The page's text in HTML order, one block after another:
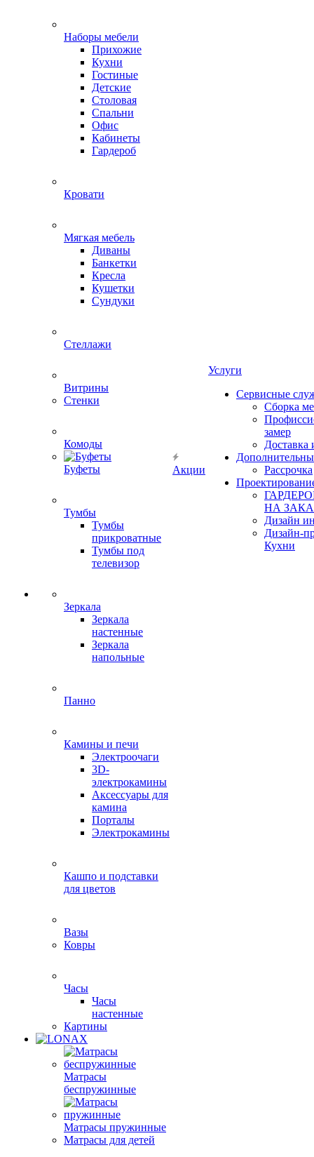
Наборы мебели
Прихожие
Кухни
Гостиные
Детские
Столовая
Спальни
Офис
Кабинеты
Гардероб
Кровати
Мягкая мебель
Диваны
Банкетки
Кресла
Кушетки
Сундуки
Стеллажи
Витрины
Стенки
Комоды
Буфеты
Тумбы
Тумбы
прикроватные
Тумбы под
телевизор
Зеркала
Зеркала
настенные
Зеркала
напольные
Панно
Камины и печи
Электроочаги
3D-
электрокамины
Аксессуары для
камина
Порталы
Электрокамины
Кашпо и подставки
для цветов
Вазы
Ковры
Часы
Часы
настенные
Картины
Матрасы
беспружинные
Матрасы пружинные
Матрасы для детей
Акции
Услуги
Сервисные
Сборка
замер
Доставка
Рассрочка
НА
Дизайн
Дизайн-
Кухни